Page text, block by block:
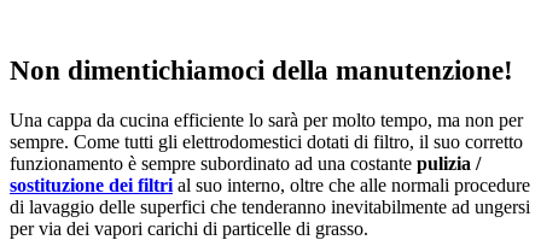
Non dimentichiamoci della manutenzione!
Una cappa da cucina efficiente lo sarà per molto tempo, ma non per
sempre. Come tutti gli elettrodomestici dotati di filtro, il suo corretto
funzionamento è sempre subordinato ad una costante pulizia /
sostituzione dei filtri al suo interno, oltre che alle normali procedure
di lavaggio delle superfici che tenderanno inevitabilmente ad ungersi
per via dei vapori carichi di particelle di grasso.